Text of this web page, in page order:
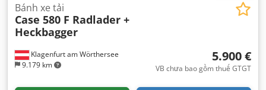
Klagenfurt am Wörthersee
9.179 km
Bánh xe tải
Case 580 F Radlader +
Heckbagger
5.900 €
VB chưa bao gồm thuế GTGT